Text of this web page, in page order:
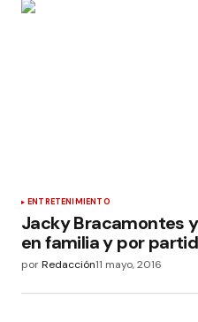
ENTRETENIMIENTO
Jacky Bracamontes
en familia y por
porRedacción11 mayo, 2016